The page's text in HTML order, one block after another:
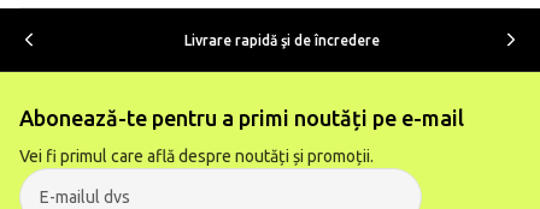
Livrare rapidă şi de încredere
Abonează-te pentru a primi noutăți pe e-mail
Vei fi primul care află despre noutăți și promoții.